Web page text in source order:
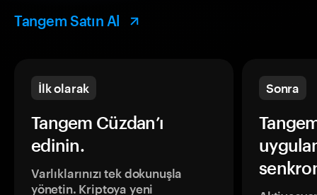
Tangem Satın Al
İlk olarak
Tangem Cüzdan’ı
edinin.
Varlıklarınızı tek dokunuşla
yönetin. Kriptoya yeni
Sonra